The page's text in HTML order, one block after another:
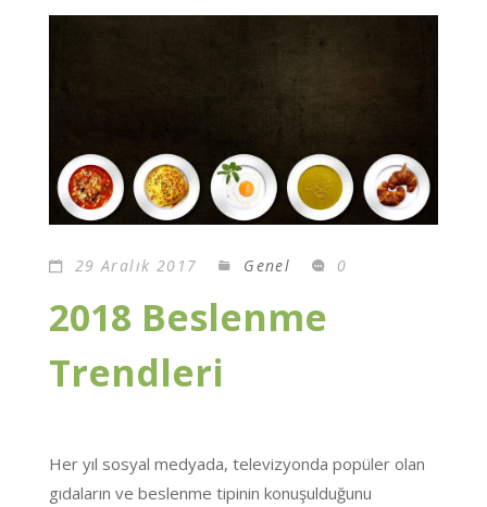
29 Aralık 2017 Genel 0
2018 Beslenme
Trendleri
Her yıl sosyal medyada, televizyonda popüler olan
gıdaların ve beslenme tipinin konuşulduğunu